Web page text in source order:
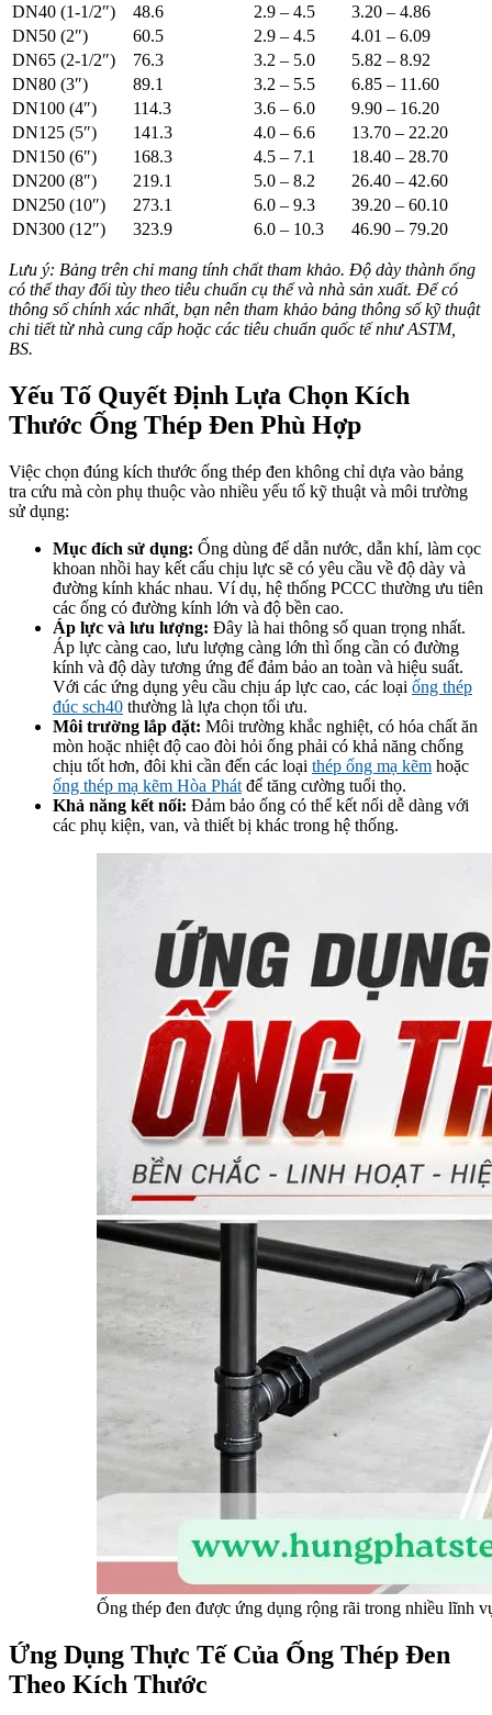
DN40 (1-1/2″)
48.6 2.9 – 4.5
3.20 – 4.86
DN50 (2″)
60.5 2.9 – 4.5
4.01 – 6.09
DN65 (2-1/2″)
76.3 3.2 – 5.0
5.82 – 8.92
DN80 (3″)
89.1 3.2 – 5.5
6.85 – 11.60
DN100 (4″)
114.3 3.6 – 6.0
9.90 – 16.20
DN125 (5″)
141.3 4.0 – 6.6
13.70 – 22.20
DN150 (6″)
168.3 4.5 – 7.1
18.40 – 28.70
DN200 (8″)
219.1 5.0 – 8.2
26.40 – 42.60
DN250 (10″)
273.1 6.0 – 9.3
39.20 – 60.10
DN300 (12″)
323.9 6.0 – 10.3 46.90 – 79.20
Lưu ý: Bảng trên chỉ mang tính chất tham khảo. Độ dày thành ống
có thể thay đổi tùy theo tiêu chuẩn cụ thể và nhà sản xuất. Để có
thông số chính xác nhất, bạn nên tham khảo bảng thông số kỹ thuật
chi tiết từ nhà cung cấp hoặc các tiêu chuẩn quốc tế như ASTM,
BS.
Yếu Tố Quyết Định Lựa Chọn Kích
Thước Ống Thép Đen Phù Hợp
Việc chọn đúng kích thước ống thép đen không chỉ dựa vào bảng
tra cứu mà còn phụ thuộc vào nhiều yếu tố kỹ thuật và môi trường
sử dụng:
Mục đích sử dụng: Ống dùng để dẫn nước, dẫn khí, làm cọc
khoan nhồi hay kết cấu chịu lực sẽ có yêu cầu về độ dày và
đường kính khác nhau. Ví dụ, hệ thống PCCC thường ưu tiên
các ống có đường kính lớn và độ bền cao.
Áp lực và lưu lượng: Đây là hai thông số quan trọng nhất.
Áp lực càng cao, lưu lượng càng lớn thì ống cần có đường
kính và độ dày tương ứng để đảm bảo an toàn và hiệu suất.
Với các ứng dụng yêu cầu chịu áp lực cao, các loại ống thép
đúc sch40 thường là lựa chọn tối ưu.
Môi trường lắp đặt: Môi trường khắc nghiệt, có hóa chất ăn
mòn hoặc nhiệt độ cao đòi hỏi ống phải có khả năng chống
chịu tốt hơn, đôi khi cần đến các loại thép ống mạ kẽm hoặc
ống thép mạ kẽm Hòa Phát để tăng cường tuổi thọ.
Khả năng kết nối: Đảm bảo ống có thể kết nối dễ dàng với
các phụ kiện, van, và thiết bị khác trong hệ thống.
Ống thép đen được ứng dụng rộng rãi trong nhiều lĩnh
Ứng Dụng Thực Tế Của Ống Thép Đen
Theo Kích Thước